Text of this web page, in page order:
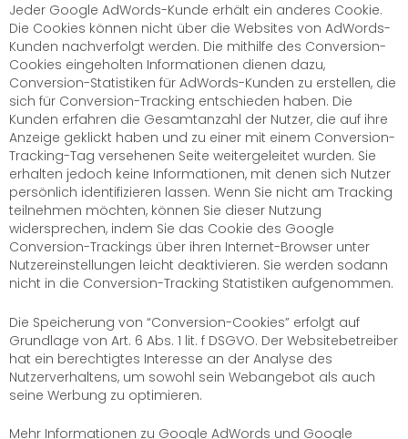
Jeder Google AdWords-Kunde erhält ein anderes Cookie.
Die Cookies können nicht über die Websites von AdWords-
Kunden nachverfolgt werden. Die mithilfe des Conversion-
Cookies eingeholten Informationen dienen dazu,
Conversion-Statistiken für AdWords-Kunden zu erstellen, die
sich für Conversion-Tracking entschieden haben. Die
Kunden erfahren die Gesamtanzahl der Nutzer, die auf ihre
Anzeige geklickt haben und zu einer mit einem Conversion-
Tracking-Tag versehenen Seite weitergeleitet wurden. Sie
erhalten jedoch keine Informationen, mit denen sich Nutzer
persönlich identifizieren lassen. Wenn Sie nicht am Tracking
teilnehmen möchten, können Sie dieser Nutzung
widersprechen, indem Sie das Cookie des Google
Conversion-Trackings über ihren Internet-Browser unter
Nutzereinstellungen leicht deaktivieren. Sie werden sodann
nicht in die Conversion-Tracking Statistiken aufgenommen.
Die Speicherung von “Conversion-Cookies” erfolgt auf
Grundlage von Art. 6 Abs. 1 lit. f DSGVO. Der Websitebetreiber
hat ein berechtigtes Interesse an der Analyse des
Nutzerverhaltens, um sowohl sein Webangebot als auch
seine Werbung zu optimieren.
Mehr Informationen zu Google AdWords und Google